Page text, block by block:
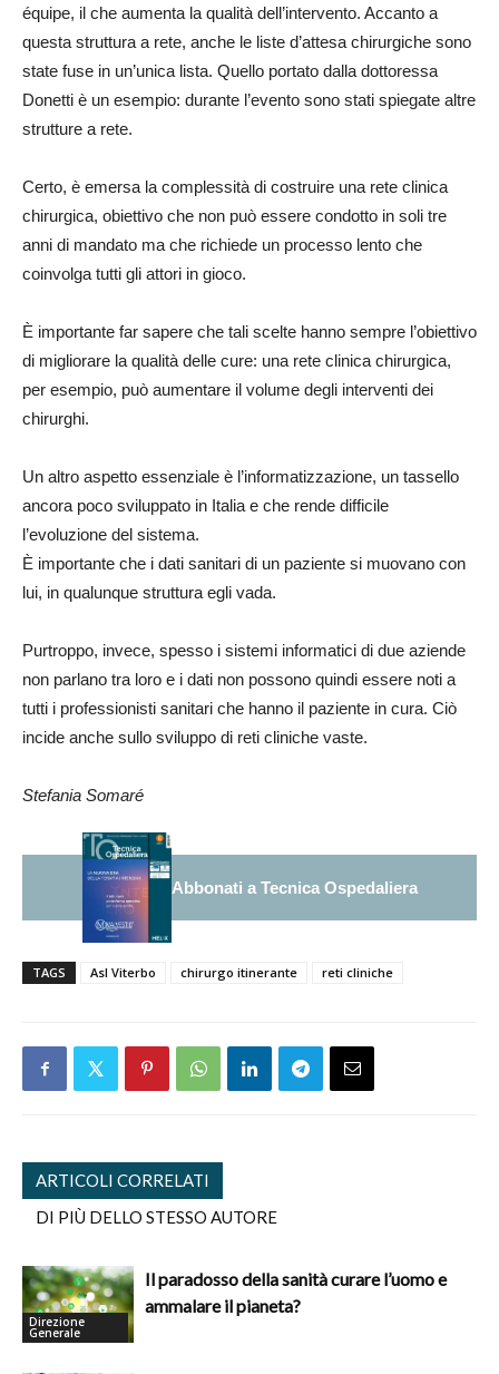
équipe, il che aumenta la qualità dell’intervento. Accanto a
questa struttura a rete, anche le liste d’attesa chirurgiche sono
state fuse in un’unica lista. Quello portato dalla dottoressa
Donetti è un esempio: durante l’evento sono stati spiegate altre
strutture a rete.
Certo, è emersa la complessità di costruire una rete clinica
chirurgica, obiettivo che non può essere condotto in soli tre
anni di mandato ma che richiede un processo lento che
coinvolga tutti gli attori in gioco.
È importante far sapere che tali scelte hanno sempre l’obiettivo
di migliorare la qualità delle cure: una rete clinica chirurgica,
per esempio, può aumentare il volume degli interventi dei
chirurghi.
Un altro aspetto essenziale è l’informatizzazione, un tassello
ancora poco sviluppato in Italia e che rende difficile
l’evoluzione del sistema.
È importante che i dati sanitari di un paziente si muovano con
lui, in qualunque struttura egli vada.
Purtroppo, invece, spesso i sistemi informatici di due aziende
non parlano tra loro e i dati non possono quindi essere noti a
tutti i professionisti sanitari che hanno il paziente in cura. Ciò
incide anche sullo sviluppo di reti cliniche vaste.
Stefania Somaré
Abbonati a Tecnica Ospedaliera
TAGS Asl Viterbo chirurgo itinerante reti cliniche
ARTICOLI CORRELATI
DI PIÙ DELLO STESSO AUTORE
Direzione
Generale
Il paradosso della sanità curare l’uomo e
ammalare il pianeta?